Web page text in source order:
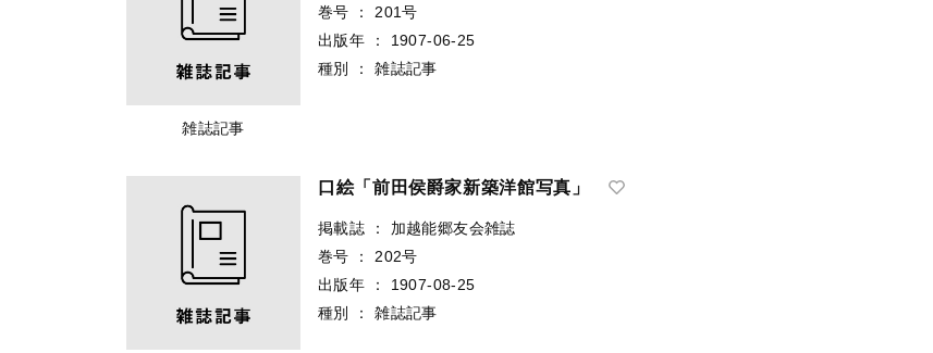
雑誌記事
巻号
：
201号
出版年
：
1907-06-25
種別
： 雑誌記事
口絵「前田侯爵家新築洋館写真」
掲載誌 ：
加越能郷友会雑誌
巻号
：
202号
出版年
：
1907-08-25
種別
： 雑誌記事